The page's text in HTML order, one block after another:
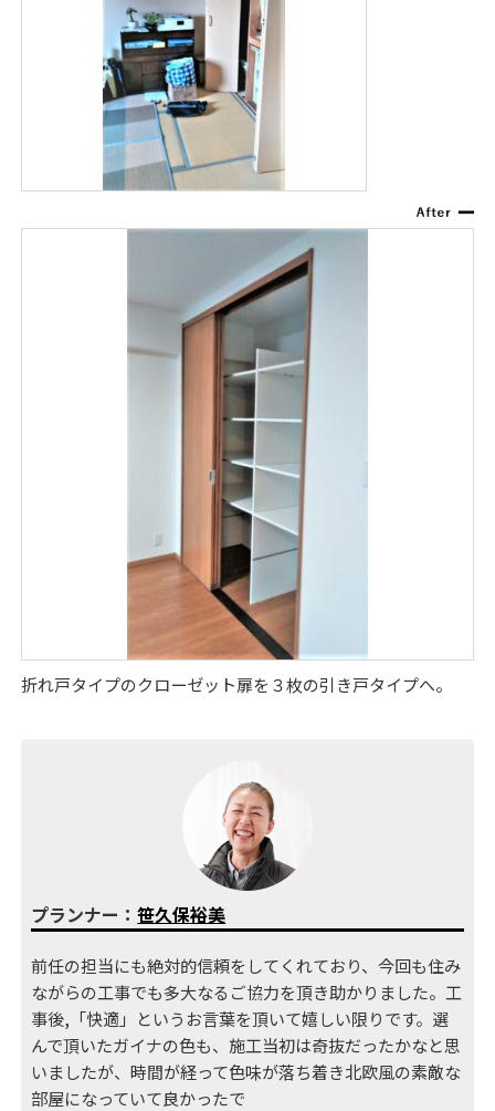
折れ戸タイプのクローゼット扉を３枚の引き戸タイプへ。
プランナー：笹久保裕美
前任の担当にも絶対的信頼をしてくれており、今回も住み
ながらの工事でも多大なるご協力を頂き助かりました。工
事後,「快適」というお言葉を頂いて嬉しい限りです。選
んで頂いたガイナの色も、施工当初は奇抜だったかなと思
いましたが、時間が経って色味が落ち着き北欧風の素敵な
部屋になっていて良かったで